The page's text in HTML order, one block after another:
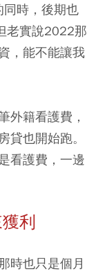
同時，後期也
老實說2022那
，能不能讓我
外籍看護費，
貸也開始跑。
看護費，一邊
利
時也只是個月